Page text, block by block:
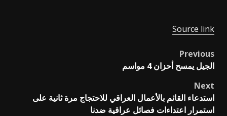
Source link
Post
navigation
Previous
الجيل يمسح أحزان 4 مواسم
Next
استدعاء القائم بالأعمال العراقي للاحتجاج مرة ثانية على
استمرار اعتداءات فصائل عراقية ضدنا